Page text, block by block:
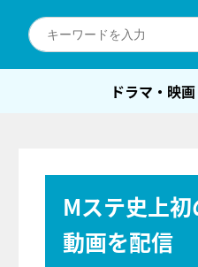
ドラマ・映画
Mステ史上
動画を配信